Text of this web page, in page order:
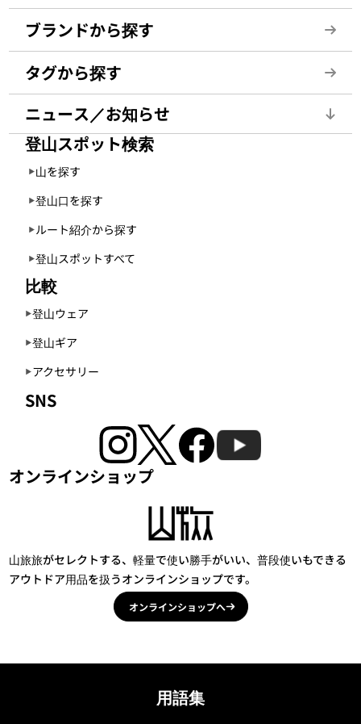
ブランドから探す
タグから探す
ニュース／お知らせ
登山スポット検索
山を探す
登山口を探す
ルート紹介から探す
登山スポットすべて
比較
登山ウェア
登山ギア
アクセサリー
SNS
オンラインショップ
山旅旅がセレクトする、軽量で使い勝手がいい、普段使いもできる
アウトドア用品を扱うオンラインショップです。
オンラインショップへ
用語集